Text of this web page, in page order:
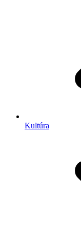
Kultúra